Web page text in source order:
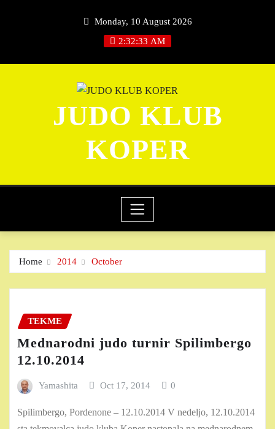
Monday, 10 August 2026
2:32:34 AM
JUDO KLUB
KOPER
Home 2014 October
TEKME
Mednarodni judo turnir Spilimbergo
12.10.2014
Yamashita Oct 17, 2014 0
Spilimbergo, Pordenone – 12.10.2014 V nedeljo, 12.10.2014